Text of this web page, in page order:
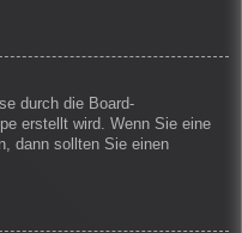
durch die Board-
erstellt wird. Wenn Sie eine
dann sollten Sie einen